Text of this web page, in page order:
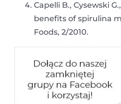
Capelli B., Cysewski
benefits of spirulina
Foods, 2/2010.